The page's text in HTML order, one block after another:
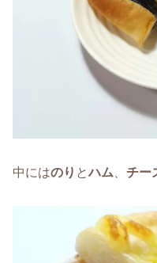
中にはのり とハム チー